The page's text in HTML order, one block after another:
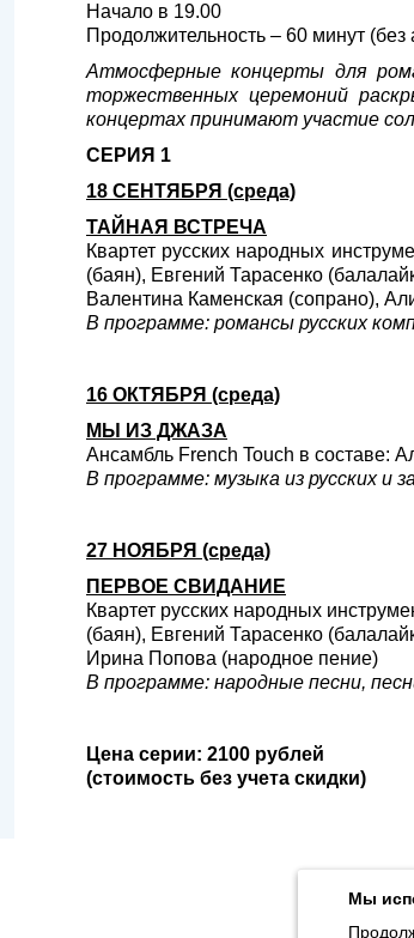
Начало в 19.00
Продолжительность – 60 минут (без
Атмосферные концерты для
торжественных церемоний
концертах принимают участие
СЕРИЯ 1
18 СЕНТЯБРЯ (среда)
ТАЙНАЯ ВСТРЕЧА
Квартет русских народных
(баян), Евгений Тарасенко
Валентина Каменская (сопрано),
В программе: романсы русских
16 ОКТЯБРЯ (среда)
МЫ ИЗ ДЖАЗА
Ансамбль French Touch в составе:
В программе: музыка из русских и
27 НОЯБРЯ (среда)
ПЕРВОЕ СВИДАНИЕ
Квартет русских народных
(баян), Евгений Тарасенко
Ирина Попова (народное пение)
В программе: народные песни,
Цена серии: 2100 рублей
(стоимость без учета скидки)
Продолжая использовать наш сайт, вы даёте
Политикой
© 2026, Карельская Государственная
Мы